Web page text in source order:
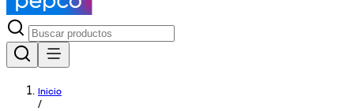
Inicio
/